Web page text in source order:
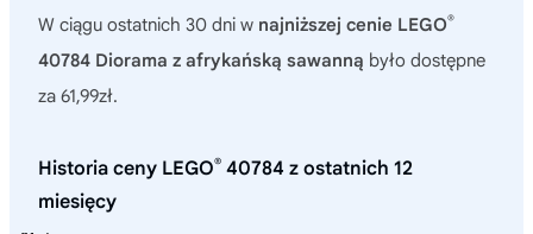
W ciągu ostatnich 30 dni w najniższej cenie LEGO®
40784 Diorama z afrykańską sawanną było dostępne
za 61,99zł.
Historia ceny LEGO® 40784 z ostatnich 12
miesięcy